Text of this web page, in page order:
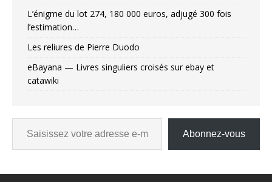
L’énigme du lot 274, 180 000 euros, adjugé 300 fois
l’estimation…
Les reliures de Pierre Duodo
eBayana — Livres singuliers croisés sur ebay et
catawiki
Abonnez-vous